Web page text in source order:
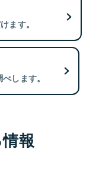
ます。
します。
報